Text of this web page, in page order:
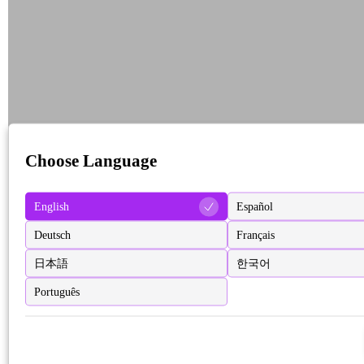
Choose Language
English Español
Deutsch Français
日本語 한국어
Português